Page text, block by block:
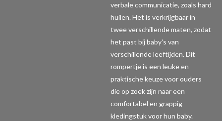
verbale communicatie, zoals hard
huilen. Het is verkrijgbaar in
twee verschillende maten, zodat
het past bij baby's van
verschillende leeftijden. Dit
rompertje is een leuke en
praktische keuze voor ouders
die op zoek zijn naar een
comfortabel en grappig
kledingstuk voor hun baby.